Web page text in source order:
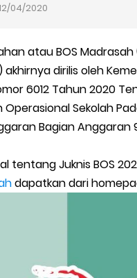
Periode Maret 2026
& BOS Madrasah Tahap I
Simulasi TKA
Kesesuaian
di EMIS GTK
04/2020
atau BOS
akhirnya dirilis oleh
6012 Tahun 2020
Sekolah
Bagian Anggaran
tentang Juknis BOS
dapatkan dari